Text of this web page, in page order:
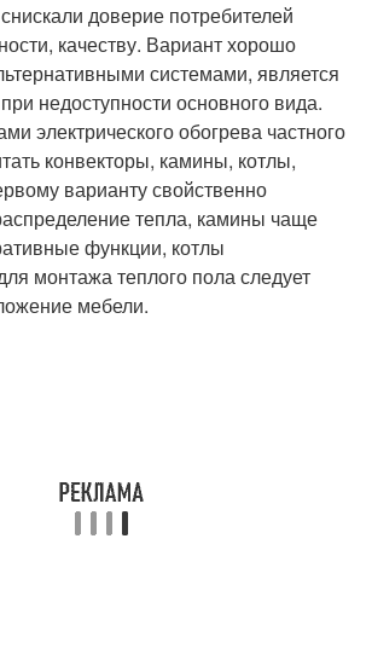
доверие потребителей
качеству. Вариант хорошо
системами, является
недоступности основного вида.
электрического обогрева частного
конвекторы, камины, котлы,
варианту свойственно
тепла, камины чаще
функции, котлы
монтажа теплого пола следует
мебели.